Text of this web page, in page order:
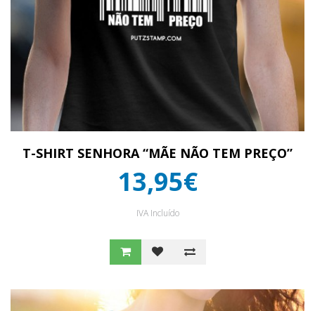
T-SHIRT SENHORA “MÃE NÃO TEM PREÇO”
13,95€
IVA Incluído